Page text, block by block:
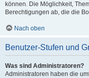
können. Die Möglichkeit,
Berechtigungen ab, die die
Nach oben
Benutzer-Stufen und
Was sind Administratoren?
Administratoren haben die